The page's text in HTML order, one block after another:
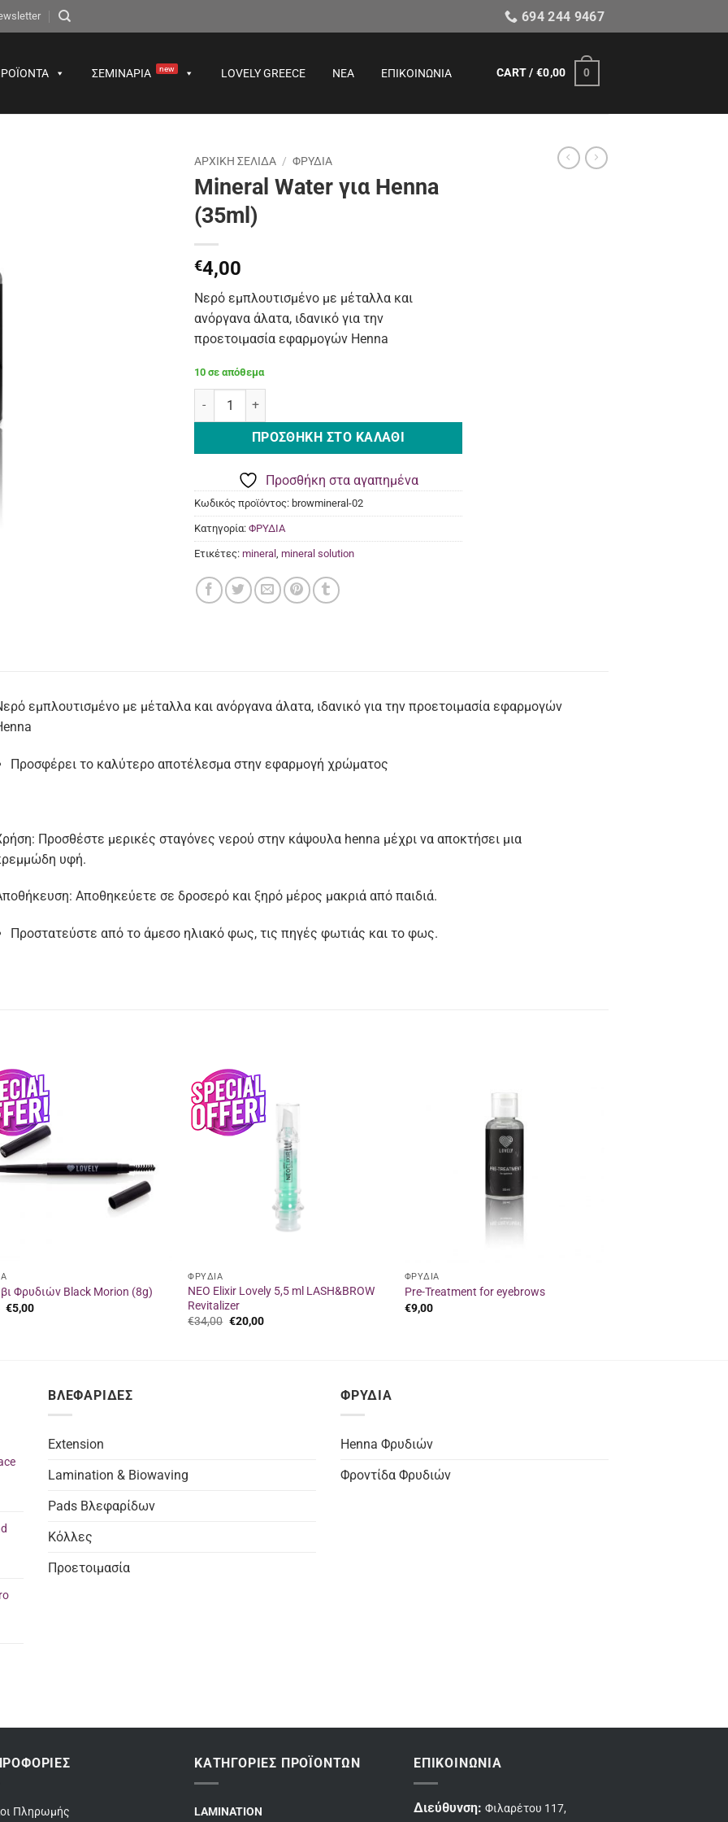
694 244 9467
ΣΕΜΙΝΆΡΙΑ new LOVELY GREECE ΝΈΑ ΕΠΙΚΟΙΝΩΝΊΑ CART /€0,00 0
ΑΡΧΙΚΉ ΣΕΛΊΔΑ / ΦΡΥΔΙΑ
Mineral Water για Henna
(35ml)
€4,00
Νερό εμπλουτισμένο με μέταλλα και
ανόργανα άλατα, ιδανικό για την
προετοιμασία εφαρμογών Henna
10 σε απόθεμα
Mineral Water για Henna (35ml) ποσότητα
ΠΡΟΣΘΉΚΗ ΣΤΟ ΚΑΛΆΘΙ
Προσθήκη στα αγαπημένα
Κωδικός προϊόντος: browmineral-02
Κατηγορία: ΦΡΥΔΙΑ
Ετικέτες: mineral , mineral solution
εμπλουτισμένο με μέταλλα και ανόργανα άλατα, ιδανικό για την προετοιμασία εφαρμογών
Προσφέρει το καλύτερο αποτέλεσμα στην εφαρμογή χρώματος
Προσθέστε μερικές σταγόνες νερού στην κάψουλα henna μέχρι να αποκτήσει μια
υφή.
Αποθηκεύετε σε δροσερό και ξηρό μέρος μακριά από παιδιά.
Προστατεύστε από το άμεσο ηλιακό φως, τις πηγές φωτιάς και το φως.
Φρυδιών Black Morion (8g)
Original
€5,00Η
ΦΡΥΔΙΑ
NEO Elixir Lovely 5,5 ml LASH&BROW
Revitalizer
€34,00 Original
€20,00Η
ΦΡΥΔΙΑ
Pre-Treatment for eyebrows
€9,00
ΒΛΕΦΑΡΙΔΕΣ
Extension
Lamination & Biowaving
Pads Βλεφαρίδων
Κόλλες
Προετοιμασία
ΦΡΥΔΙΑ
Henna Φρυδιών
Φροντίδα Φρυδιών
Πληρωμής
ΚΑΤΗΓΟΡΊΕΣ ΠΡΟΪΌΝΤΩΝ
LAMINATION
ΕΠΙΚΟΙΝΩΝΊΑ
Διεύθυνση: Φιλαρέτου 117,